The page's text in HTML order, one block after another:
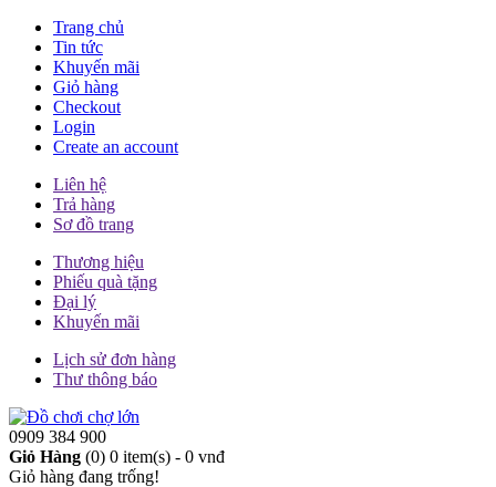
Trang chủ
Tin tức
Khuyến mãi
Giỏ hàng
Checkout
Login
Create an account
Liên hệ
Trả hàng
Sơ đồ trang
Thương hiệu
Phiếu quà tặng
Đại lý
Khuyến mãi
Lịch sử đơn hàng
Thư thông báo
0909 384 900
Giỏ Hàng (0) 0 item(s) - 0 vnđ
Giỏ hàng đang trống!